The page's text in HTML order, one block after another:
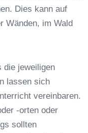
in
einer
Dies kann auf
Wänden, im Wald
die jeweiligen
lassen sich
vereinbaren.
-orten oder
sollten